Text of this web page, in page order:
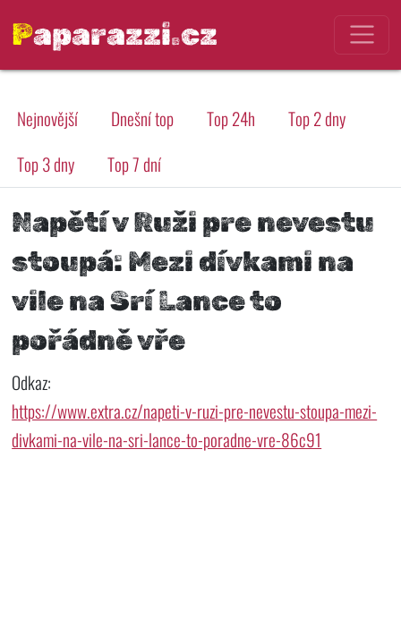
Paparazzi.cz
Nejnovější Dnešní top Top 24h
Top 2 dny
Top 3 dny
Top 7 dní
Napětí v Ruži pre nevestu
stoupá: Mezi dívkami na
vile na Srí Lance to
pořádně vře
Odkaz:
https://www.extra.cz/napeti-v-ruzi-pre-nevestu-stoupa-mezi-
divkami-na-vile-na-sri-lance-to-poradne-vre-86c91